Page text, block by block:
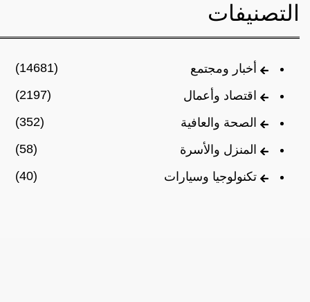
التصنيفات
أخبار ومجتمع
(14681)
اقتصاد وأعمال
(2197)
الصحة والعافية
(352)
المنزل والأسرة
(58)
تكنولوجيا وسيارات
(40)